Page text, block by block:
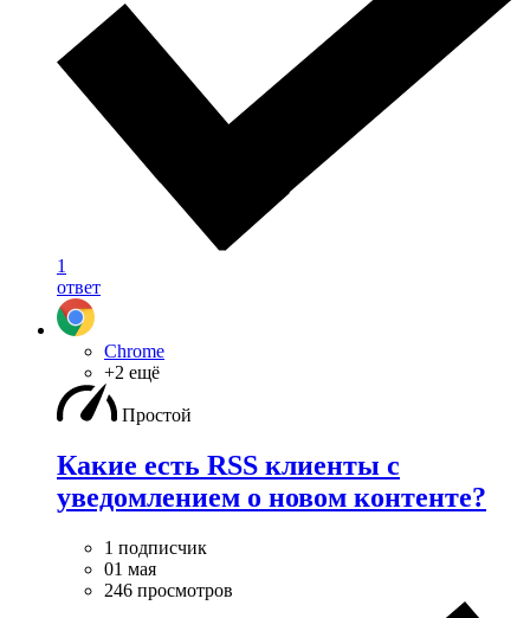
1
ответ
Chrome
+2 ещё
Простой
Какие есть RSS клиенты с
уведомлением о новом контенте?
1 подписчик
01 мая
246 просмотров